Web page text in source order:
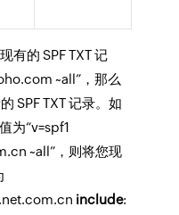
有的 SPF TXT 记
~all”，那么
SPF TXT 记录。如
为“v=spf1
~all”，则将您现
include: